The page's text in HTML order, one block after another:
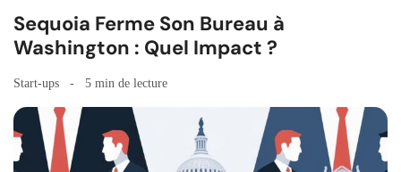
Sequoia Ferme Son Bureau à
Washington : Quel Impact ?
Start-ups 5 min de lecture